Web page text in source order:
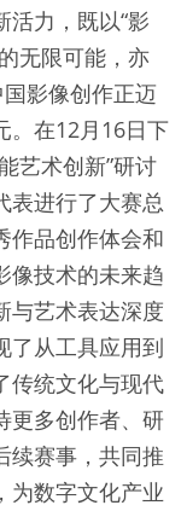
活力，既以“影
无限可能，亦
影像创作正迈
。在12月16日下
艺术创新”研讨
表进行了大赛总
作品创作体会和
像技术的未来趋
与艺术表达深度
了从工具应用到
传统文化与现代
更多创作者、研
续赛事，共同推
为数字文化产业